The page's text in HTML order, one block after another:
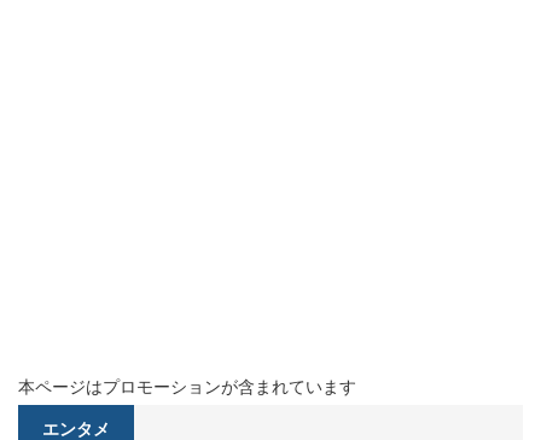
本ページはプロモーションが含まれています
エンタメ